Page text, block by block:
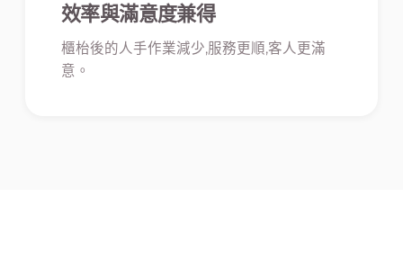
效率與滿意度兼得
櫃枱後的人手作業減少,服務更順,客人更滿
意。